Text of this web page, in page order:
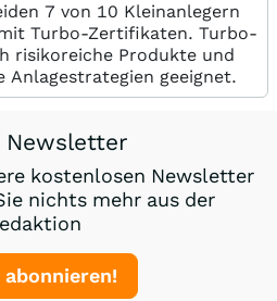
7 von 10 Kleinanlegern
Turbo-Zertifikaten. Turbo-
risikoreiche Produkte und
geeignet.
Newsletter
kostenlosen Newsletter
nichts mehr aus der